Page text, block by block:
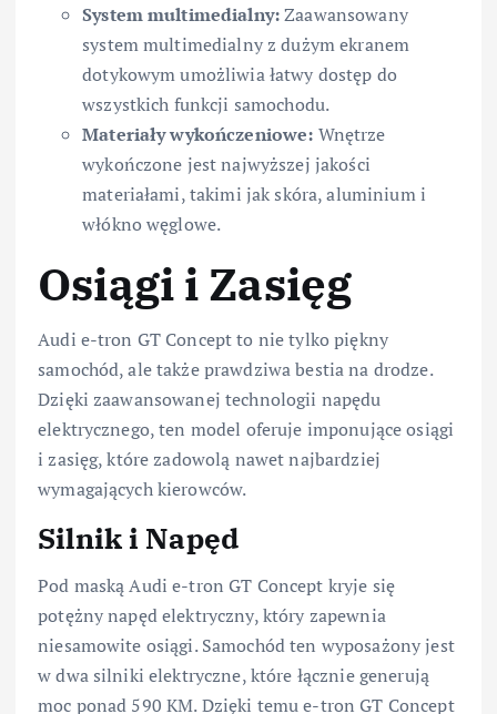
System multimedialny:Zaawansowany
system multimedialny z dużym ekranem
dotykowym umożliwia łatwy dostęp do
wszystkich funkcji samochodu.
Materiały wykończeniowe: Wnętrze
wykończone jest najwyższej jakości
materiałami, takimi jak skóra, aluminium i
włókno węglowe.
Osiągi i Zasięg
Audi e-tron GT Concept to nie tylko piękny
samochód, ale także prawdziwa bestia na drodze.
Dzięki zaawansowanej technologii napędu
elektrycznego, ten model oferuje imponujące osiągi
i zasięg, które zadowolą nawet najbardziej
wymagających kierowców.
Silnik i Napęd
Pod maską Audi e-tron GT Concept kryje się
potężny napęd elektryczny, który zapewnia
niesamowite osiągi. Samochód ten wyposażony jest
w dwa silniki elektryczne, które łącznie generują
moc ponad 590 KM. Dzięki temu e-tron GT Concept